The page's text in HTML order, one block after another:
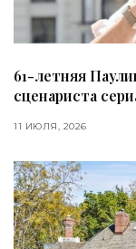
61-летняя
сценариста
11 ИЮЛЯ, 2026